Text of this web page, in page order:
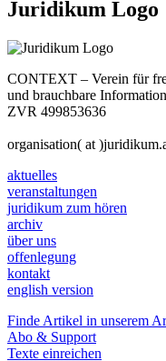
Juridikum Logo
CONTEXT – Verein für
und brauchbare Information
ZVR 499853636
organisation( at
aktuelles
veranstaltungen
juridikum zum hören
archiv
über uns
offenlegung
kontakt
english version
Finde Artikel in unserem
Abo & Support
Texte einreichen